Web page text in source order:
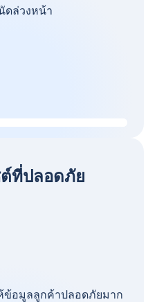
ดล่วงหน้า
ต์ที่ปลอดภัย
ข้อมูลลูกค้าปลอดภัยมาก